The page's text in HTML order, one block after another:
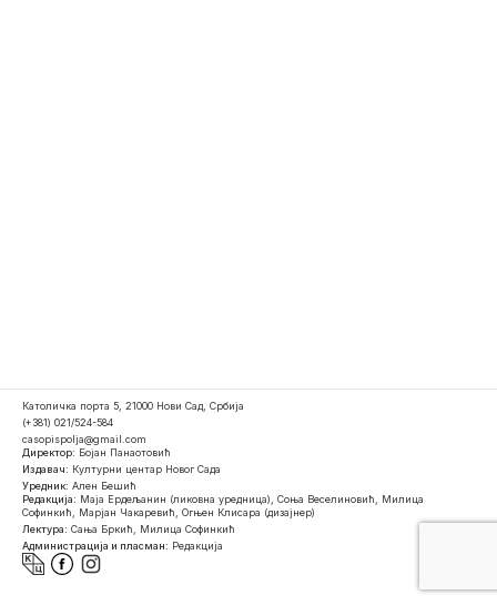
Католичка порта 5, 21000 Нови Сад, Србија
(+381) 021/524-584
casopispolja@gmail.com
Директор: Бојан Панаотовић
Издавач: Културни центар Новог Сада
Уредник: Ален Бешић
Редакција: Маја Ердељанин (ликовна уредница), Соња Веселиновић, Милица
Софинкић, Марјан Чакаревић, Огњен Клисара (дизајнер)
Лектура: Сања Бркић, Милица Софинкић
Администрација и пласман: Редакција